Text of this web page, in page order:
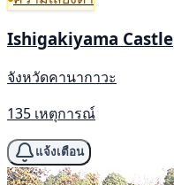
Ishigakiyama Castle
จังหวัดคานากาวะ
135 เหตุการณ์
แจ้งเตือน